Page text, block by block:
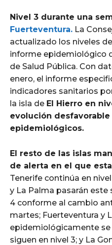
Nivel 3 durante una
Fuerteventura. La
actualizado los niveles
informe epidemiológico
de Salud Pública. Con
enero, el informe
indicadores sanitarios
la isla de El Hierro en
evolución
epidemiológicos.
El resto de las islas
de alerta en el que
Tenerife continúa en
y La Palma pasarán este
4 conforme al cambio
martes; Fuerteventura y
epidemiológicamente se
siguen en nivel 3; y La